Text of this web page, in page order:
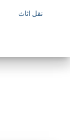
نقل اثاث